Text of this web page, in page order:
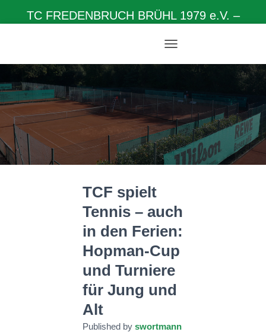
TC FREDENBRUCH BRÜHL 1979 e.V. –
A
G
T
I
O
N
U
H
L
E
N
TCF spielt
Tennis – auch
in den Ferien:
Hopman-Cup
und Turniere
für Jung und
Alt
Published by swortmann